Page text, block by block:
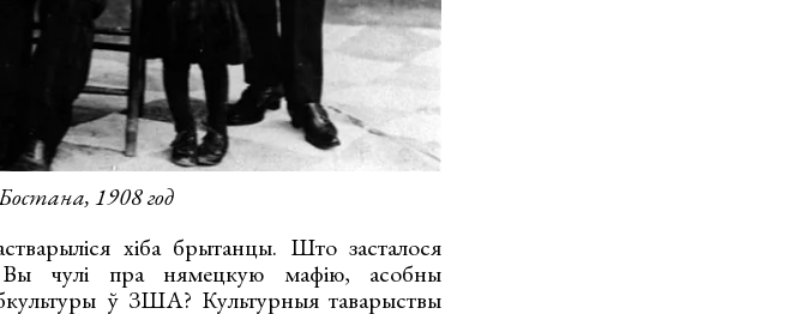
1908 год
хіба брытанцы. Што засталося
чулі пра нямецкую мафію, асобны
ў ЗША? Культурныя таварыствы